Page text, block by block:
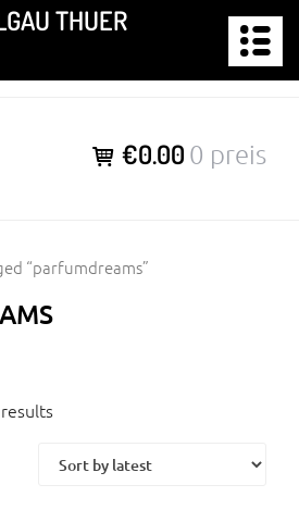
THUER
€0.00 0 preis
“parfumdreams”